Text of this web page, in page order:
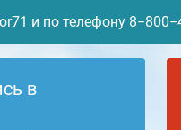
и по телефону
в